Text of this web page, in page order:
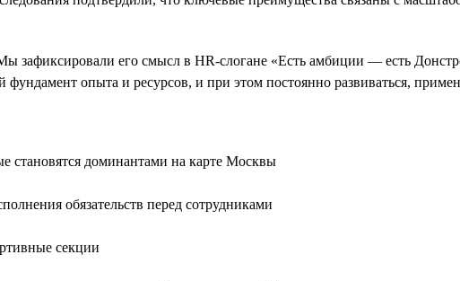
зафиксировали его смысл в HR-слогане «Есть амбиции — есть
опыта и ресурсов, и при этом постоянно развиваться,
становятся доминантами на карте Москвы
обязательств перед сотрудниками
секции